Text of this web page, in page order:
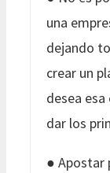
una
dejando
crear un
desea
dar los
● Apostar